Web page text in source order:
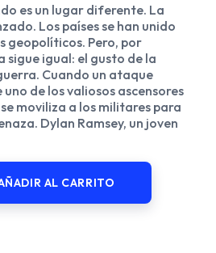
es un lugar diferente. La
Los países se han unido
geopolíticos. Pero, por
sigue igual: el gusto de la
Cuando un ataque
de los valiosos ascensores
moviliza a los militares para
Dylan Ramsey, un joven
AL CARRITO